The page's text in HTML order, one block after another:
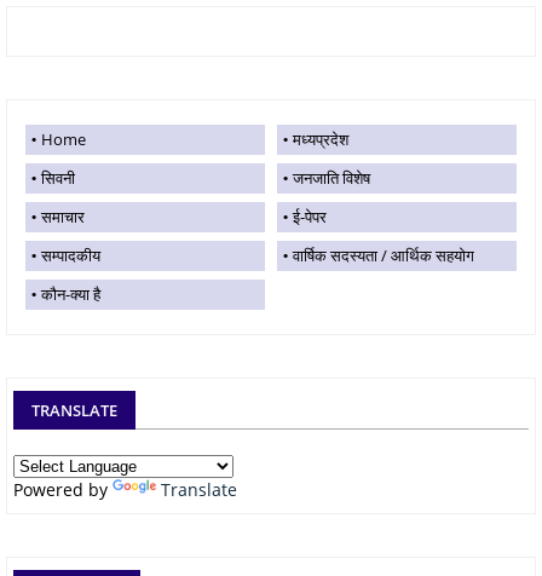
Home
मध्यप्रदेश
सिवनी
जनजाति विशेष
समाचार
ई-पेपर
सम्पादकीय
वार्षिक सदस्यता / आर्थिक सहयोग
कौन-क्या है
TRANSLATE
Powered by Translate